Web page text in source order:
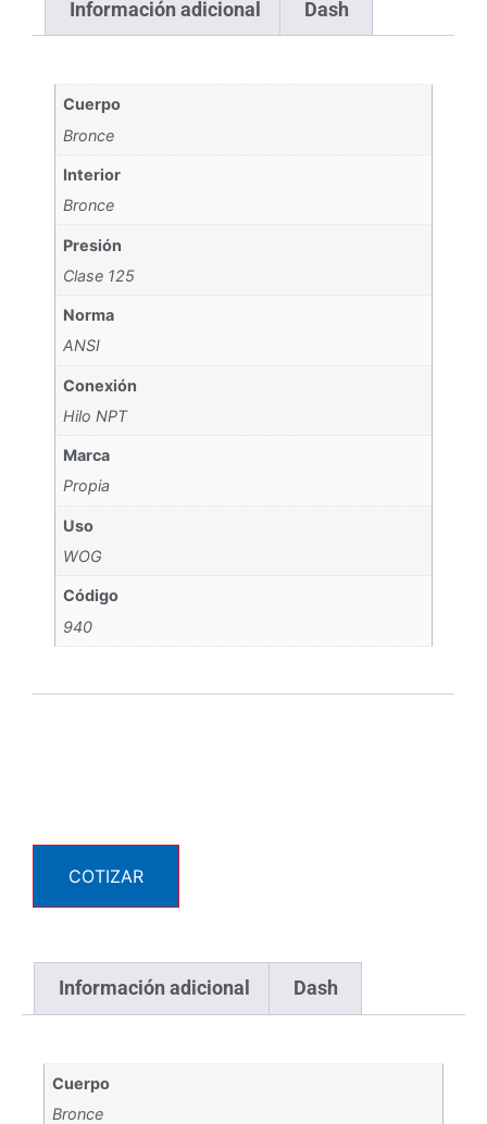
Información adicional Dash
Cuerpo
Bronce
Interior
Bronce
Presión
Clase 125
Norma
ANSI
Conexión
Hilo NPT
Marca
Propia
Uso
WOG
Código
940
COTIZAR
Información adicional Dash
Cuerpo
Bronce